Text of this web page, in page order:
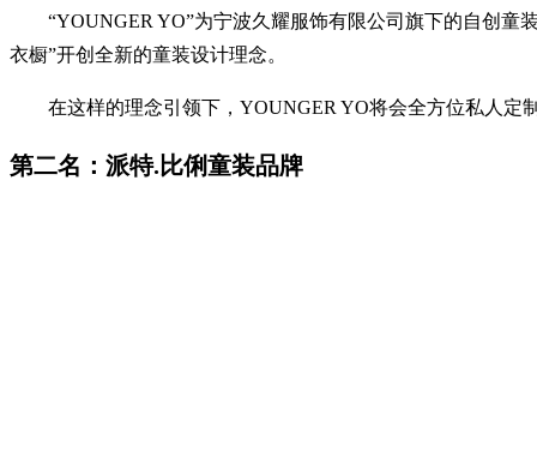
“YOUNGER YO”为宁波久耀服饰有限公司旗下的自创童
衣橱”开创全新的童装设计理念。
在这样的理念引领下，YOUNGER YO将会全方位私人定
第二名：派特.比俐童装品牌